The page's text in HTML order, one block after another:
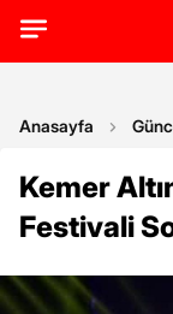
Anasayfa
Kemer
Festivali